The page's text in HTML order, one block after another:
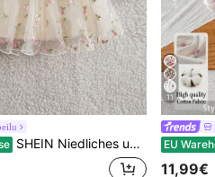
SHEIN Niedliches und elegantes Sommerkleid für Neugeborene Mädchen mit Mesh und floraler Stickerei
11
EU
11,99€